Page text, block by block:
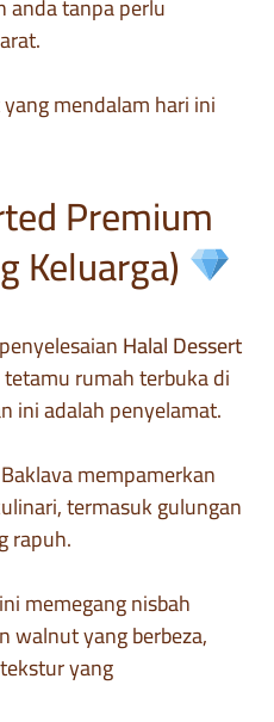
anda tanpa perlu
mendalam hari ini
Premium
Keluarga)
Halal Dessert
rumah terbuka di
ini adalah penyelamat.
mempamerkan
termasuk gulungan
rapuh.
memegang nisbah
walnut yang berbeza,
yang